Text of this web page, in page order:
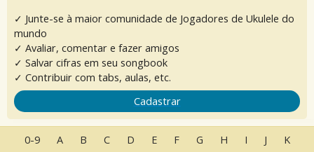
✓ Junte-se à maior comunidade de Jogadores de Ukulele do
mundo
✓ Avaliar, comentar e fazer amigos
✓ Salvar cifras em seu songbook
✓ Contribuir com tabs, aulas, etc.
Cadastrar
0-9 A B C D E F G H I J K